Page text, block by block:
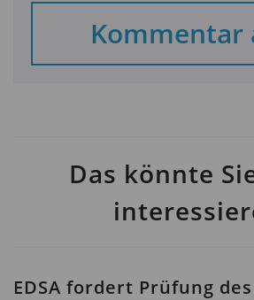
Das könnte
EDSA fordert Prüfung des